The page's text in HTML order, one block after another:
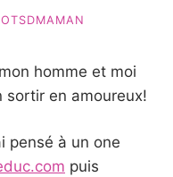
homme et moi
sortir en amoureux!
pensé à un one
puis